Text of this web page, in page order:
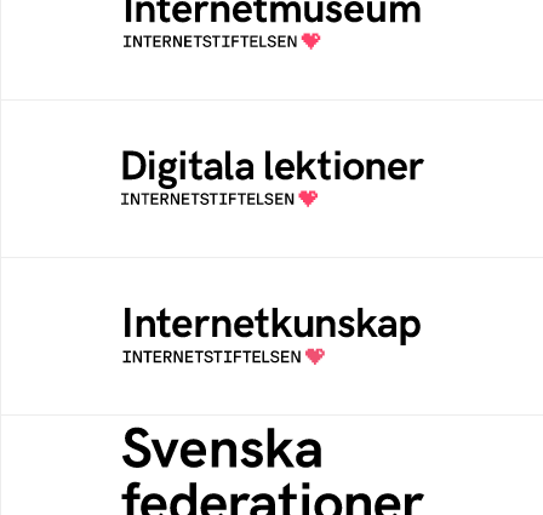
Ett digitalt museum som byggts, och kureras
av Internetstiftelsen
Öppen digital lärresurs med färdiga lektioner
för alla stadier i grundskolan
Samlad kunskap som hjälper dig att bli en
säker och medveten internetanvändare
Svenska federationer
Grunden för medlemskap i en sektors- eller
kontextspecifik federation